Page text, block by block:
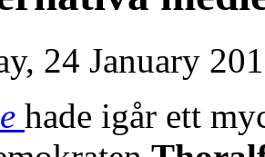
24 January
hade igår ett